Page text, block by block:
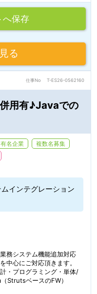
保存
る
仕事No T-ES26-0562160
用有♪Javaでの
名企業
複数名募集
インテグレーション
務システム機能追加対応
中心にご対応頂きます。
・プログラミング・単体/
StrutsベースのFW）